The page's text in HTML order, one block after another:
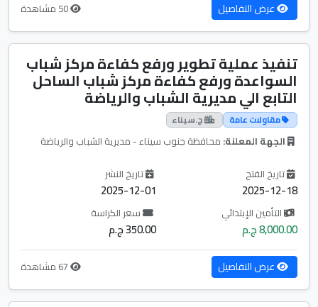
عرض التفاصيل
تنفيذ عملية تطوير ورفع كفاءة مركز شباب
السواعدة ورفع كفاءة مركز شباب الساحل
التابع الي مديرية الشباب والرياضة
مقاولات عامة ج.سيناء
الجهة المعلنة: محافظة جنوب سيناء - مديرية الشباب والرياضة
تاريخ الفتح
2025-12-18
تاريخ النشر
2025-12-01
التأمين الإبتدائي
8,000.00 ج.م
سعر الكراسة
350.00 ج.م
عرض التفاصيل